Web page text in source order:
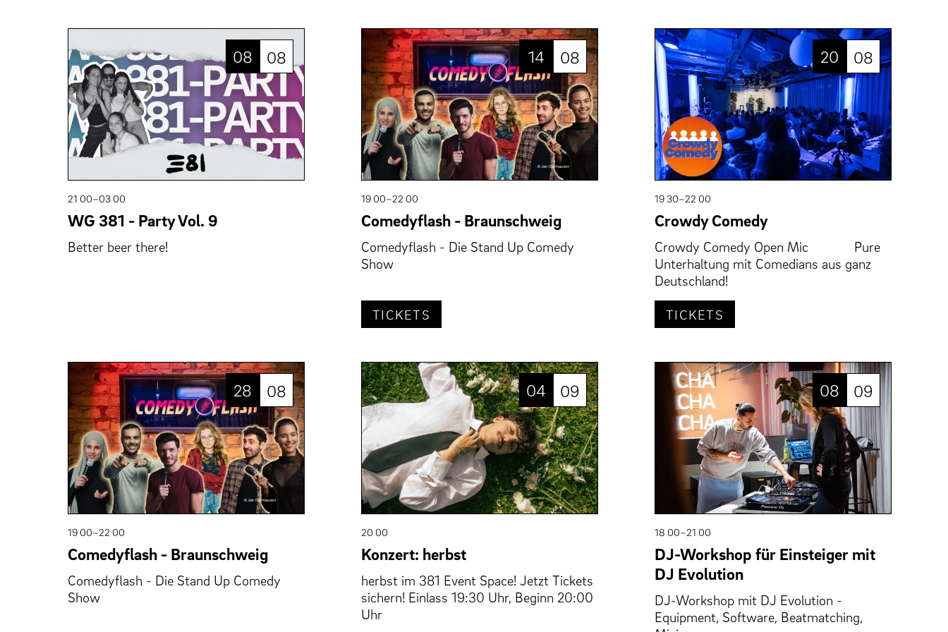
08 08
21 00–03 00
WG 381 - Party Vol. 9
Better beer there!
14 08
19 00–22 00
Comedyflash - Braunschweig
Comedyflash - Die Stand Up Comedy
Show
TICKETS
20 08
19 30–22 00
Crowdy Comedy
Crowdy Comedy Open Mic Pure
Unterhaltung mit Comedians aus ganz
Deutschland!
TICKETS
28 08
19 00–22 00
Comedyflash - Braunschweig
Comedyflash - Die Stand Up Comedy
Show
04 09
20 00
Konzert: herbst
herbst im 381 Event Space! Jetzt Tickets
sichern! Einlass 19:30 Uhr, Beginn 20:00
Uhr
08 09
18 00–21 00
DJ-Workshop für Einsteiger mit
DJ Evolution
DJ-Workshop mit DJ Evolution -
Equipment, Software, Beatmatching,